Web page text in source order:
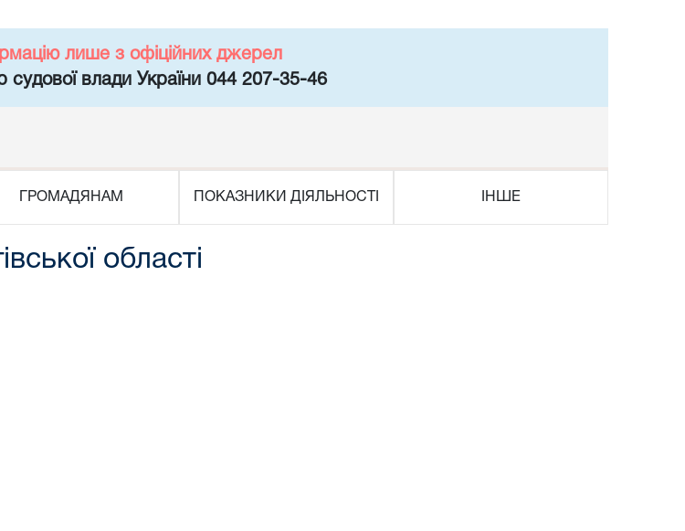
лише з офіційних джерел
судової влади України 044 207-35-46
ГРОМАДЯНАМ ПОКАЗНИКИ ДІЯЛЬНОСТІ ІНШЕ
області